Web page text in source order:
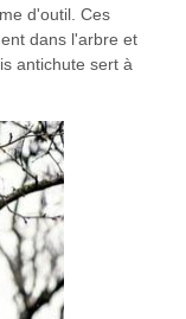
d'outil. Ces
dans l'arbre et
antichute sert à